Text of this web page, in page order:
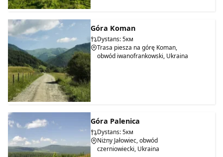
Góra Koman
Dystans: 5км
Trasa piesza na górę Koman,
obwód iwanofrankowski, Ukraina
Góra Palenica
Dystans: 5км
Niżny Jałowiec, obwód
czerniowiecki, Ukraina